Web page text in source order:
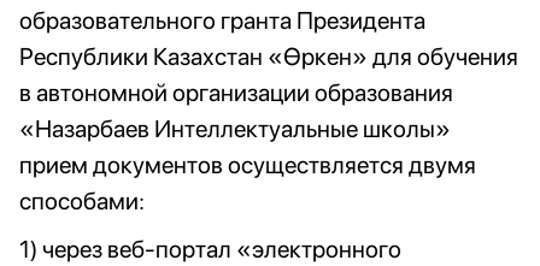
образовательного гранта Президента
Республики Казахстан «Өркен» для обучения
в автономной организации образования
«Назарбаев Интеллектуальные школы»
прием документов осуществляется двумя
способами:
1) через веб-портал «электронного